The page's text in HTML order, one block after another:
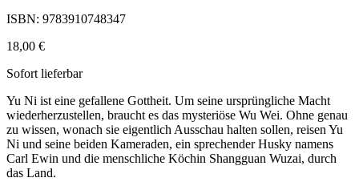
ISBN: 9783910748347
18,00 €
Sofort lieferbar
Yu Ni ist eine gefallene Gottheit. Um seine ursprüngliche Macht
wiederherzustellen, braucht es das mysteriöse Wu Wei. Ohne genau
zu wissen, wonach sie eigentlich Ausschau halten sollen, reisen Yu
Ni und seine beiden Kameraden, ein sprechender Husky namens
Carl Ewin und die menschliche Köchin Shangguan Wuzai, durch
das Land.